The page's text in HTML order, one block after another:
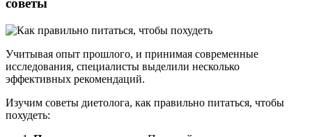
советы
Учитывая опыт прошлого, и принимая современные
исследования, специалисты выделили несколько
эффективных рекомендаций.
Изучим советы диетолога, как правильно питаться, чтобы
похудеть: